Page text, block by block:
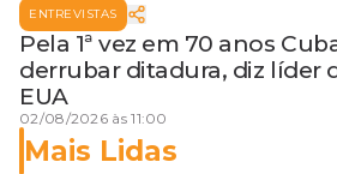
ENTREVISTAS
Pela 1ª vez em 70 anos
derrubar ditadura, diz líder
EUA
02/08/2026 às 11:00
Mais Lidas